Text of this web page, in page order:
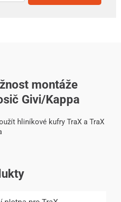
montáže
Givi/Kappa
hliníkové kufry TraX a TraX